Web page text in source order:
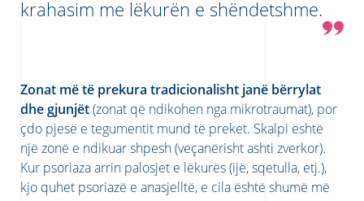
krahasim me lëkurën e shëndetshme.
Zonat më të prekura tradicionalisht janë bërrylat
dhe gjunjët(zonat që ndikohen nga mikrotraumat), por
çdo pjesë e tegumentit mund të preket. Skalpi është
një zonë e ndikuar shpesh (veçanërisht ashti zverkor).
Kur psoriaza arrin palosjet e lëkurës (ijë, sqetulla, etj.),
kjo quhet psoriazë e anasjelltë, e cila është shumë më